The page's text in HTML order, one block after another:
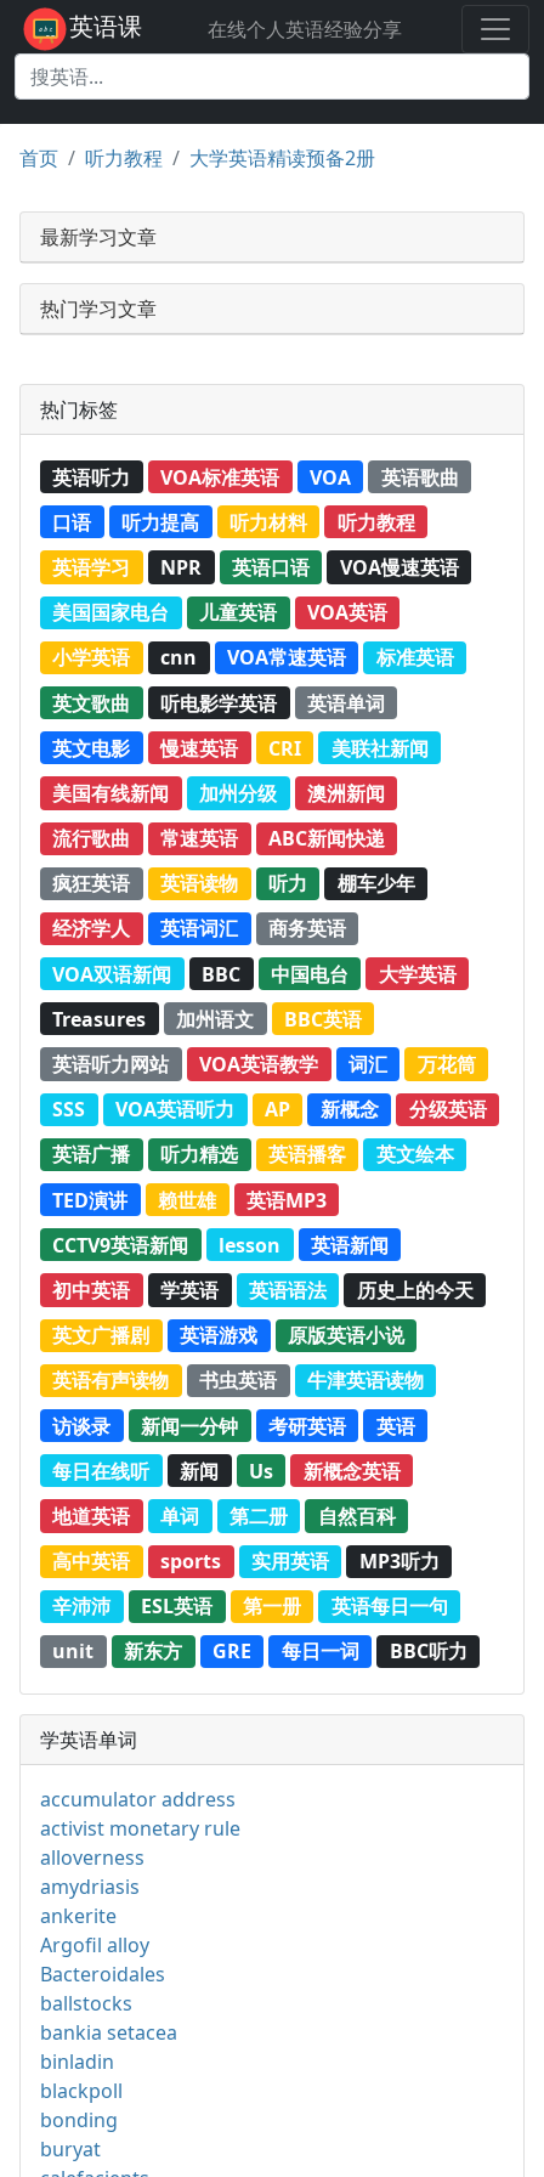
英语课 在线个人英语经验分享
首页 听力教程 大学英语精读预备2册
最新学习文章
热门学习文章
热门标签
英语听力 VOA标准英语 VOA
英语歌曲
口语
听力提高 听力材料
听力教程
英语学习
NPR 英语口语
VOA慢速英语
美国国家电台
儿童英语
VOA英语
小学英语
cnn VOA常速英语
标准英语
英文歌曲
听电影学英语
英语单词
英文电影
慢速英语 CRI
美联社新闻
美国有线新闻
加州分级
澳洲新闻
流行歌曲
常速英语
ABC新闻快递
疯狂英语
英语读物 听力
棚车少年
经济学人
英语词汇
商务英语
VOA双语新闻
BBC 中国电台
大学英语
Treasures
加州语文
BBC英语
英语听力网站
VOA英语教学 词汇
万花筒
SSS
VOA英语听力 AP 新概念
分级英语
英语广播
听力精选 英语播客
英文绘本
TED演讲
赖世雄
英语MP3
CCTV9英语新闻
lesson
英语新闻
初中英语
学英语 英语语法
历史上的今天
英文广播剧
英语游戏
原版英语小说
英语有声读物
书虫英语
牛津英语读物
访谈录
新闻一分钟 考研英语
英语
每日在线听
新闻 Us
新概念英语
地道英语
单词 第二册
自然百科
高中英语
sports 实用英语
MP3听力
辛沛沛
ESL英语 第一册
英语每日一句
unit
新东方 GRE 每日一词 BBC听力
学英语单词
accumulator address
activist monetary rule
alloverness
amydriasis
ankerite
Argofil alloy
Bacteroidales
ballstocks
bankia setacea
binladin
blackpoll
bonding
buryat